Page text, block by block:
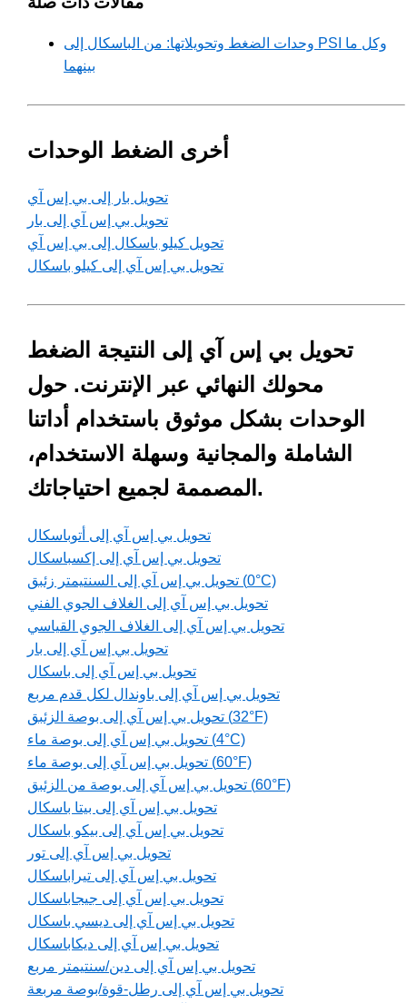
وحدات الضغط وتحويلاتها: من الباسكال إلى PSI وكل ما
بينهما
أخرى الضغط الوحدات
تحويل بار إلى بي إس آي
تحويل بي إس آي إلى بار
تحويل كيلو باسكال إلى بي إس آي
تحويل بي إس آي إلى كيلو باسكال
تحويل بي إس آي إلى النتيجة الضغط
محولك النهائي عبر الإنترنت. حول
الوحدات بشكل موثوق باستخدام أداتنا
الشاملة والمجانية وسهلة الاستخدام،
المصممة لجميع احتياجاتك.
تحويل بي إس آي إلى أتوباسكال
تحويل بي إس آي إلى إكسباسكال
تحويل بي إس آي إلى السنتيمتر زئبق (0°C)
تحويل بي إس آي إلى الغلاف الجوي الفني
تحويل بي إس آي إلى الغلاف الجوي القياسي
تحويل بي إس آي إلى بار
تحويل بي إس آي إلى باسكال
تحويل بي إس آي إلى باوندال لكل قدم مربع
تحويل بي إس آي إلى بوصة الزئبق (32°F)
تحويل بي إس آي إلى بوصة ماء (4°C)
تحويل بي إس آي إلى بوصة ماء (60°F)
تحويل بي إس آي إلى بوصة من الزئبق (60°F)
تحويل بي إس آي إلى بيتا باسكال
تحويل بي إس آي إلى بيكو باسكال
تحويل بي إس آي إلى تور
تحويل بي إس آي إلى تيراباسكال
تحويل بي إس آي إلى جيجاباسكال
تحويل بي إس آي إلى ديسي باسكال
تحويل بي إس آي إلى ديكاباسكال
تحويل بي إس آي إلى دين/سنتيمتر مربع
تحويل بي إس آي إلى رطل-قوة/بوصة مربعة